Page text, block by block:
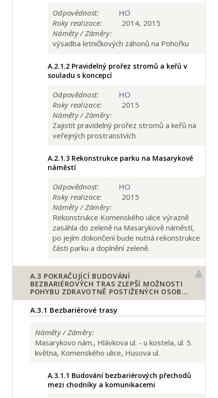
Odpovědnost:
HO
Roky realizace:
2014, 2015
Náměty / Záměry:
výsadba letničkových záhonů na Pohořku
A.2.1.2 Pravidelný prořez stromů a keřů v
souladu s koncepcí
Odpovědnost:
HO
Roky realizace:
2015
Náměty / Záměry:
Zajistit pravidelný prořez stromů a keřů na
veřejných prostranstvích
A.2.1.3 Rekonstrukce parku na Masarykově
náměstí
Odpovědnost:
HO
Roky realizace:
2015
Náměty / Záměry:
Rekonstrukce Komenského ulice výrazně
zasáhla do zeleně na Masarykově náměstí,
po jejím dokončení bude nutná rekonstrukce
části parku a doplnění zeleně.
A.3 POKRAČUJÍCÍ BUDOVÁNÍ
BEZBARIÉROVÝCH TRAS ZLEPŠÍ MOŽNOSTI
POHYBU ZDRAVOTNĚ POSTIŽENÝCH OSOB...
A.3.1 Bezbariérové trasy
Náměty / Záměry:
Masarykovo nám., Hlávkova ul. - u kostela, ul. 5.
května, Komenského ulice, Husova ul.
A.3.1.1 Budování bezbariérových přechodů
mezi chodníky a komunikacemi